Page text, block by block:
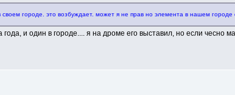
городе. это возбуждает. может я не прав но элемента в нашем городе
и один в городе.... я на дроме его выставил, но если